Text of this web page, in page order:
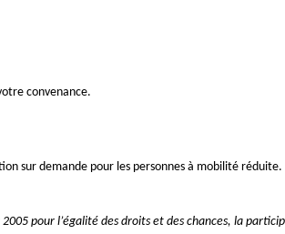
convenance.
sur demande pour les personnes à mobilité réduite.
pour l’égalité des droits et des chances, la